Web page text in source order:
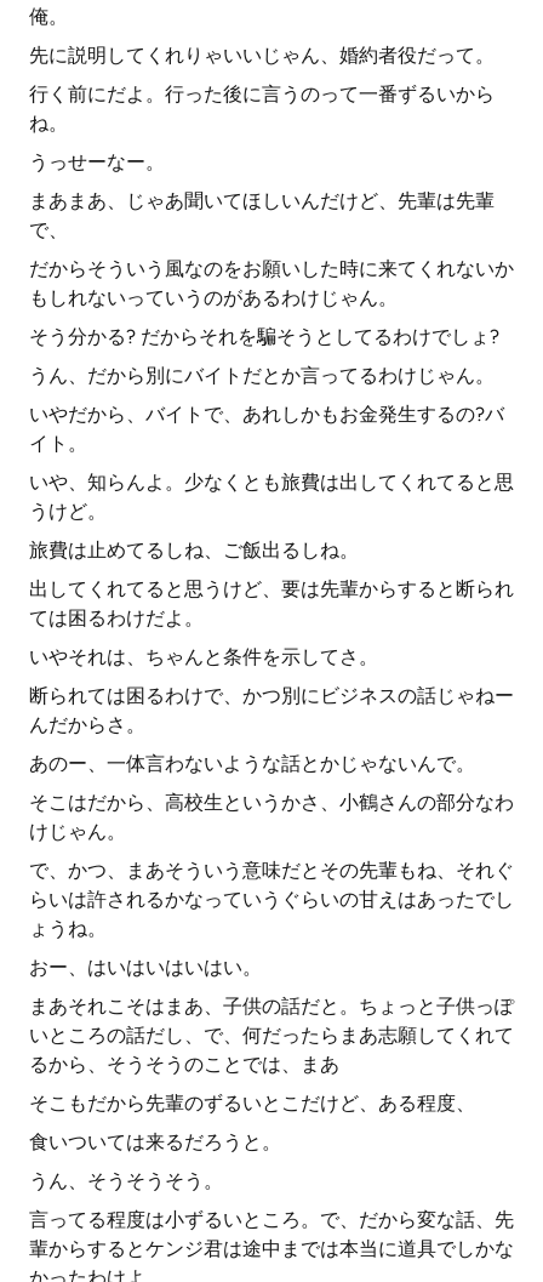
俺。
先に説明してくれりゃいいじゃん、婚約者役だって。
行く前にだよ。行った後に言うのって一番ずるいから
ね。
うっせーなー。
まあまあ、じゃあ聞いてほしいんだけど、先輩は先輩
で、
だからそういう風なのをお願いした時に来てくれないか
もしれないっていうのがあるわけじゃん。
そう分かる? だからそれを騙そうとしてるわけでしょ?
うん、だから別にバイトだとか言ってるわけじゃん。
いやだから、バイトで、あれしかもお金発生するの?バ
イト。
いや、知らんよ。少なくとも旅費は出してくれてると思
うけど。
旅費は止めてるしね、ご飯出るしね。
出してくれてると思うけど、要は先輩からすると断られ
ては困るわけだよ。
いやそれは、ちゃんと条件を示してさ。
断られては困るわけで、かつ別にビジネスの話じゃねー
んだからさ。
あのー、一体言わないような話とかじゃないんで。
そこはだから、高校生というかさ、小鶴さんの部分なわ
けじゃん。
で、かつ、まあそういう意味だとその先輩もね、それぐ
らいは許されるかなっていうぐらいの甘えはあったでし
ょうね。
おー、はいはいはいはい。
まあそれこそはまあ、子供の話だと。ちょっと子供っぽ
いところの話だし、で、何だったらまあ志願してくれて
るから、そうそうのことでは、まあ
そこもだから先輩のずるいとこだけど、ある程度、
食いついては来るだろうと。
うん、そうそうそう。
言ってる程度は小ずるいところ。で、だから変な話、先
輩からするとケンジ君は途中までは本当に道具でしかな